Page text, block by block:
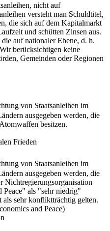
nicht auf
versteht man Schuldtitel,
die sich auf dem Kapitalmarkt
und schütten Zinsen aus.
auf nationaler Ebene, d. h.
berücksichtigen keine
Gemeinden oder Regionen
von Staatsanleihen im
ausgegeben werden, die
besitzen.
Frieden
von Staatsanleihen im
ausgegeben werden, die
Nichtregierungsorganisation
Peace" als "sehr niedrig"
sehr konfliktträchtig gelten.
and Peace)